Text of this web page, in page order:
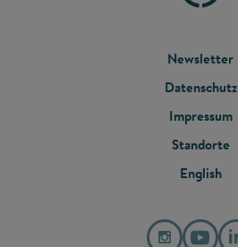
FOOTER
MENU
Newsletter
Datenschutz
Impressum
Standorte
English